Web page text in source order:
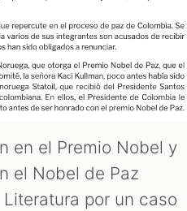
en el Premio Nobel y
el Nobel de Paz
por un caso